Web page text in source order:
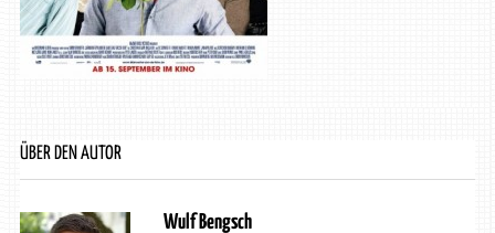
ÜBER DEN AUTOR
Wulf Bengsch